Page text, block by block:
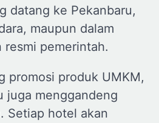
datang ke Pekanbaru,
maupun dalam
resmi pemerintah.
promosi produk UMKM,
juga menggandeng
Setiap hotel akan